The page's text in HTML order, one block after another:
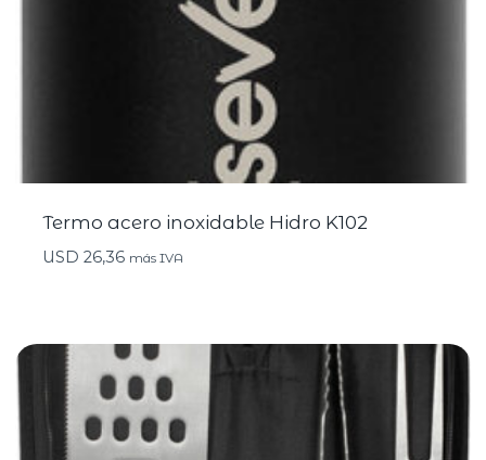
Termo acero inoxidable Hidro K102
USD 26,36 más IVA